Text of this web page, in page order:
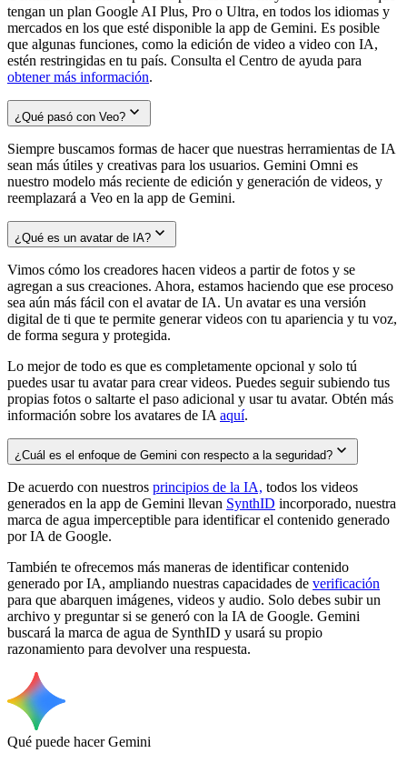
tengan un plan Google AI Plus, Pro o Ultra, en todos los idiomas y
mercados en los que esté disponible la app de Gemini. Es posible
que algunas funciones, como la edición de video a video con IA,
estén restringidas en tu país. Consulta el Centro de ayuda para
obtener más información.
¿Qué pasó con Veo?
Siempre buscamos formas de hacer que nuestras herramientas de IA
sean más útiles y creativas para los usuarios. Gemini Omni es
nuestro modelo más reciente de edición y generación de videos, y
reemplazará a Veo en la app de Gemini.
¿Qué es un avatar de IA?
Vimos cómo los creadores hacen videos a partir de fotos y se
agregan a sus creaciones. Ahora, estamos haciendo que ese proceso
sea aún más fácil con el avatar de IA. Un avatar es una versión
digital de ti que te permite generar videos con tu apariencia y tu voz,
de forma segura y protegida.
Lo mejor de todo es que es completamente opcional y solo tú
puedes usar tu avatar para crear videos. Puedes seguir subiendo tus
propias fotos o saltarte el paso adicional y usar tu avatar. Obtén más
información sobre los avatares de IA aquí.
¿Cuál es el enfoque de Gemini con respecto a la seguridad?
De acuerdo con nuestros principios de la IA, todos los videos
generados en la app de Gemini llevan SynthID incorporado, nuestra
marca de agua imperceptible para identificar el contenido generado
por IA de Google.
También te ofrecemos más maneras de identificar contenido
generado por IA, ampliando nuestras capacidades de verificación
para que abarquen imágenes, videos y audio. Solo debes subir un
archivo y preguntar si se generó con la IA de Google. Gemini
buscará la marca de agua de SynthID y usará su propio
razonamiento para devolver una respuesta.
Qué puede hacer Gemini